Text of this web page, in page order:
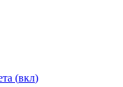
(вкл)